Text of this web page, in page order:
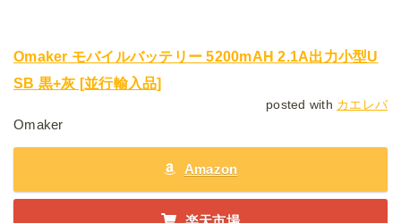
Omaker モバイルバッテリー 5200mAH 2.1A出力小型U
SB 黒+灰 [並行輸入品]
posted with カエレバ
Omaker
Amazon